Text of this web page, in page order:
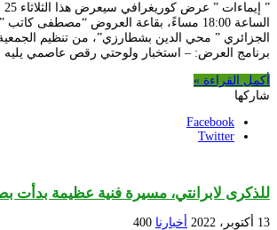
الساعة 18:00 مساءً، بقاعة العروض “مصطفى
الجزائري ” محي الدين بشطارزي”، من تنظيم الجمعية
برنامج العرض: – استخبار ولوحتي رقص عاصمي
أكمل القراءة »
شاركها
Facebook
Twitter
للذكرى لابرانتي، مسيرة فنية عظيمة بدأت
13 أكتوبر، 2022 أخبارنا 400